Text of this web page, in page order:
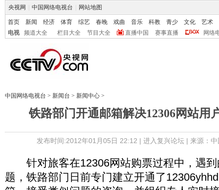
央视网 中国网络电视台 网站地图
首页 新闻 经济 体育 综艺 春晚 戏曲 音乐 科教 青少 文化
艺术
电视
频道大全 栏目大全 节目大全 直播中国 赛事直播 网络
中国网络电视台 > 新闻台 > 新闻中心 >
铁路部门开通邮箱解决12306网站用
发布时间:2012年01月05日 22:12 | 进入复兴论坛| 来源：
针对旅客在12306网站购票过程中，遇到
题，铁路部门日前专门建立开通了